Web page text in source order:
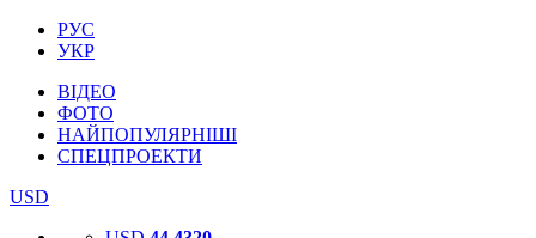
РУС
УКР
ВІДЕО
ФОТО
НАЙПОПУЛЯРНІШІ
СПЕЦПРОЕКТИ
USD